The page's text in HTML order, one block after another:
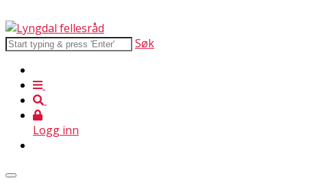
Søk
Logg inn